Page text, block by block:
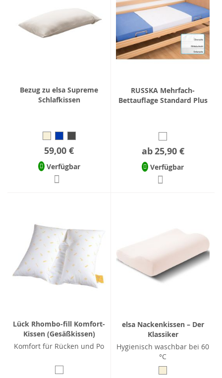
Bezug zu elsa Supreme
Schlafkissen
59,00 €
Verfügbar
RUSSKA Mehrfach-
Bettauflage Standard Plus
ab25,90 €
Verfügbar
Lück Rhombo-fill Komfort-
Kissen (Gesäßkissen)
Komfort für Rücken und Po
elsa Nackenkissen – Der
Klassiker
Hygienisch waschbar bei 60
°C